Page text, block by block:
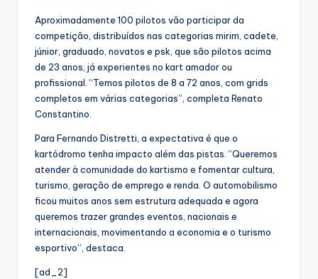
Aproximadamente 100 pilotos vão participar da
competição, distribuídos nas categorias mirim, cadete,
júnior, graduado, novatos e psk, que são pilotos acima
de 23 anos, já experientes no kart amador ou
profissional. “Temos pilotos de 8 a 72 anos, com grids
completos em várias categorias”, completa Renato
Constantino.
Para Fernando Distretti, a expectativa é que o
kartódromo tenha impacto além das pistas. “Queremos
atender à comunidade do kartismo e fomentar cultura,
turismo, geração de emprego e renda. O automobilismo
ficou muitos anos sem estrutura adequada e agora
queremos trazer grandes eventos, nacionais e
internacionais, movimentando a economia e o turismo
esportivo”, destaca.
[ad_2]